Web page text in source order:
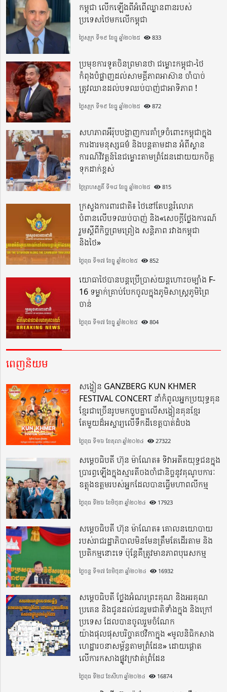
កម្ពុជា លើកឡើងពីអំពើឈ្លានពានរបស់
ប្រទេសថៃមកលើកម្ពុជា
ថ្ងៃសុក្រ ទី១៩ ខែធ្នូ ឆ្នាំ២០២៥ 833
ប្រមុខការទូតចិនព្រមានថា ជម្លោះកម្ពុជា-ថៃ
កំពុងបំផ្លាញដល់សាមគ្គីភាពអាស៊ាន ចាំបាច់
ត្រូវឈានដល់បទឈប់បាញ់ជាអាទិភាព !
ថ្ងៃសុក្រ ទី១៩ ខែធ្នូ ឆ្នាំ២០២៥ 872
សហភាពអឺរ៉ុបបង្ហាញការគាំទ្រចំពោះកម្ពុជាក្នុង
ការងារមនុស្សធម៌ និងបន្តតាមដាន អំពីស្ថាន
ការណ៍វិវត្តន៍នៃជម្លោះតាមព្រំដែនដោយយកចិត្ត
ទុកដាក់ខ្ពស់
ថ្ងៃព្រហស្បតិ៍ ទី១៨ ខែធ្នូ ឆ្នាំ២០២៥ 815
ក្រសួងការពារជាតិ៖ ថៃនៅតែបន្តរំលោភ
បំពានលើបទឈប់បាញ់ និង«សេចក្តីថ្លែងការណ៍
រួមស្តីពីកិច្ចព្រមព្រៀង សន្តិភាព រវាងកម្ពុជា
និងថៃ»
ថ្ងៃពុធ ទី១៧ ខែធ្នូ ឆ្នាំ២០២៥ 852
យោធាថៃបានបន្តប្រើប្រាស់យន្តហោះចម្បាំង F-
16 ទម្លាក់គ្រាប់បែកចូលក្នុងភូមិសាស្ត្រភូមិព្រៃ
ចាន់
ថ្ងៃពុធ ទី១៧ ខែធ្នូ ឆ្នាំ២០២៥ 804
ពេញនិយម
សង្វៀន GANZBERG KUN KHMER
FESTIVAL CONCERT នាំកំពូលអ្នកប្រយុទ្ធគុន
ខ្មែរជាច្រើនរូបមកចួបគ្នាលើសង្វៀនគុនខ្មែរ
តែមួយដ៏អស្ចារ្យលើទឹកដីខេត្តបាត់ដំបង
ថ្ងៃពុធ ទី១៦ ខែតុលា ឆ្នាំ២០២៤ 27322
សម្តេចធិបតី ហ៊ុន ម៉ាណែត៖ ទិវាអតីតយុទ្ធជនក្នុង
ប្រារព្ធឡើងក្នុងស្មារតីចងចាំជានិច្ចនូវគុណូបការៈ
ឧត្តុងឧត្តមរបស់អ្នកដែលបានធ្វើមហាពលីកម្ម
ថ្ងៃពុធ ទី២៦ ខែមិថុនា ឆ្នាំ២០២៤ 17923
សម្តេចធិបតី ហ៊ុន ម៉ាណែត៖ គោលនយោបាយ
របស់រាជរដ្ឋាភិបាលមិនមែនត្រឹមតែដើរតាម និង
ប្រតិកម្មនោះទេ ប៉ុន្តែគឺត្រូវមានភាពបុរេសកម្ម
ថ្ងៃចន្ទ ទី១៧ ខែមិថុនា ឆ្នាំ២០២៤ 16932
សម្តេចធិបតី ថ្លែងអំណរព្រះគុណ និងអរគុណ
ប្រគេន និងជូនដល់ជនរួមជាតិទាំងក្នុង​ និងក្រៅ
ប្រទេស​ ដែលបានចូលរួមចំណែក
យ៉ាងផុលផុសបរិច្ចាគថវិកាក្នុង «មូលនិធិកសាង
ហេដ្ឋារចនាសម្ព័ន្ធតាមព្រំដែន» ដោយផ្ដោត
លើការកសាងផ្លូវក្រវាត់ព្រំដែន
ថ្ងៃពុធ ទី២៨ ខែសីហា ឆ្នាំ២០២៤ 16874